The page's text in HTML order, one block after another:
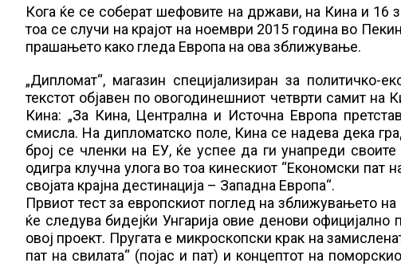
Кога ќе се соберат шефовите на држави, на Кина и
тоа се случи на крајот на ноември 2015 година во
прашањето како гледа Европа на ова зближување.
„Дипломат“, магазин специјализиран за политичко-
текстот објавен по овогодинешниот четврти самит
Кина: „За Кина, Централна и Источна Европа
смисла. На дипломатско поле, Кина се надева дека
број се членки на ЕУ, ќе успее да ги унапреди
одигра клучна улога во тоа кинескиот “Економски пат
својата крајна дестинација – Западна Европа“.
Првиот тест за европскиот поглед на зближувањето
ќе следува бидејќи Унгарија овие денови
овој проект. Пругата е микроскопски крак на
пат на свилата“ (појас и пат) и концептот на